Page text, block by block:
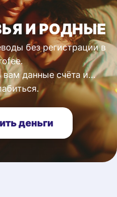
И РОДНЫЕ
без регистрации в
вам данные счёта и...
деньги